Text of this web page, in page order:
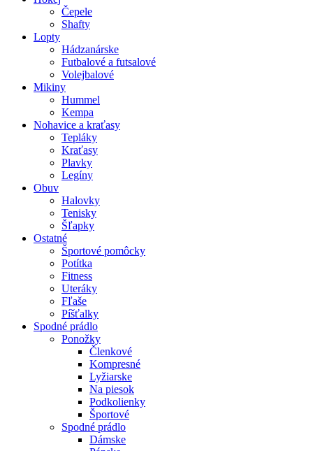
Čepele
Shafty
Lopty
Hádzanárske
Futbalové a futsalové
Volejbalové
Mikiny
Hummel
Kempa
Nohavice a kraťasy
Tepláky
Kraťasy
Plavky
Legíny
Obuv
Halovky
Tenisky
Šľapky
Ostatné
Športové pomôcky
Potítka
Fitness
Uteráky
Fľaše
Píšťalky
Spodné prádlo
Ponožky
Členkové
Kompresné
Lyžiarske
Na piesok
Podkolienky
Športové
Spodné prádlo
Dámske